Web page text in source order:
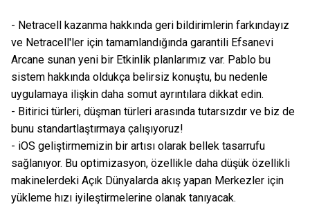
- Netracell kazanma hakkında geri bildirimlerin farkındayız
ve Netracell'ler için tamamlandığında garantili Efsanevi
Arcane sunan yeni bir Etkinlik planlarımız var. Pablo bu
sistem hakkında oldukça belirsiz konuştu, bu nedenle
uygulamaya ilişkin daha somut ayrıntılara dikkat edin.
- Bitirici türleri, düşman türleri arasında tutarsızdır ve biz de
bunu standartlaştırmaya çalışıyoruz!
- iOS geliştirmemizin bir artısı olarak bellek tasarrufu
sağlanıyor. Bu optimizasyon, özellikle daha düşük özellikli
makinelerdeki Açık Dünyalarda akış yapan Merkezler için
yükleme hızı iyileştirmelerine olanak tanıyacak.